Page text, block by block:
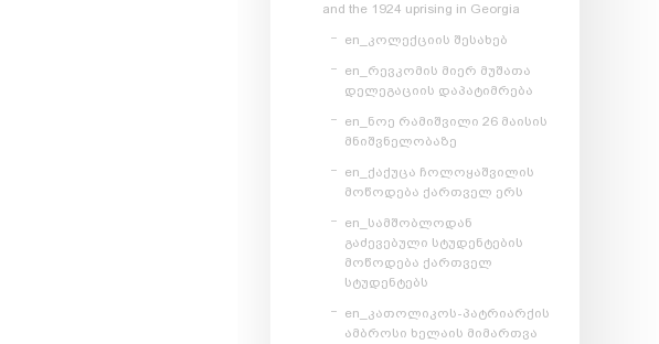
and the 1924 uprising in Georgia
en_კოლექციის შესახებ
en_რევკომის მიერ მუშათა
დელეგაციის დაპატიმრება
en_ნოე რამიშვილი 26 მაისის
მნიშვნელობაზე
en_ქაქუცა ჩოლოყაშვილის
მოწოდება ქართველ ერს
en_სამშობლოდან
გაძევებული სტუდენტების
მოწოდება ქართველ
სტუდენტებს
en_კათოლიკოს-პატრიარქის
ამბროსი ხელაის მიმართვა